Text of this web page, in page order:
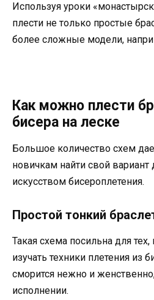
Используя уроки
плести не только простые
более сложные модели,
Как можно плести
бисера на леске
Большое количество схем
новичкам найти свой вариант
искусством бисероплетения.
Простой тонкий
Такая схема посильна для тех,
изучать техники плетения из
сморится нежно и
исполнении.